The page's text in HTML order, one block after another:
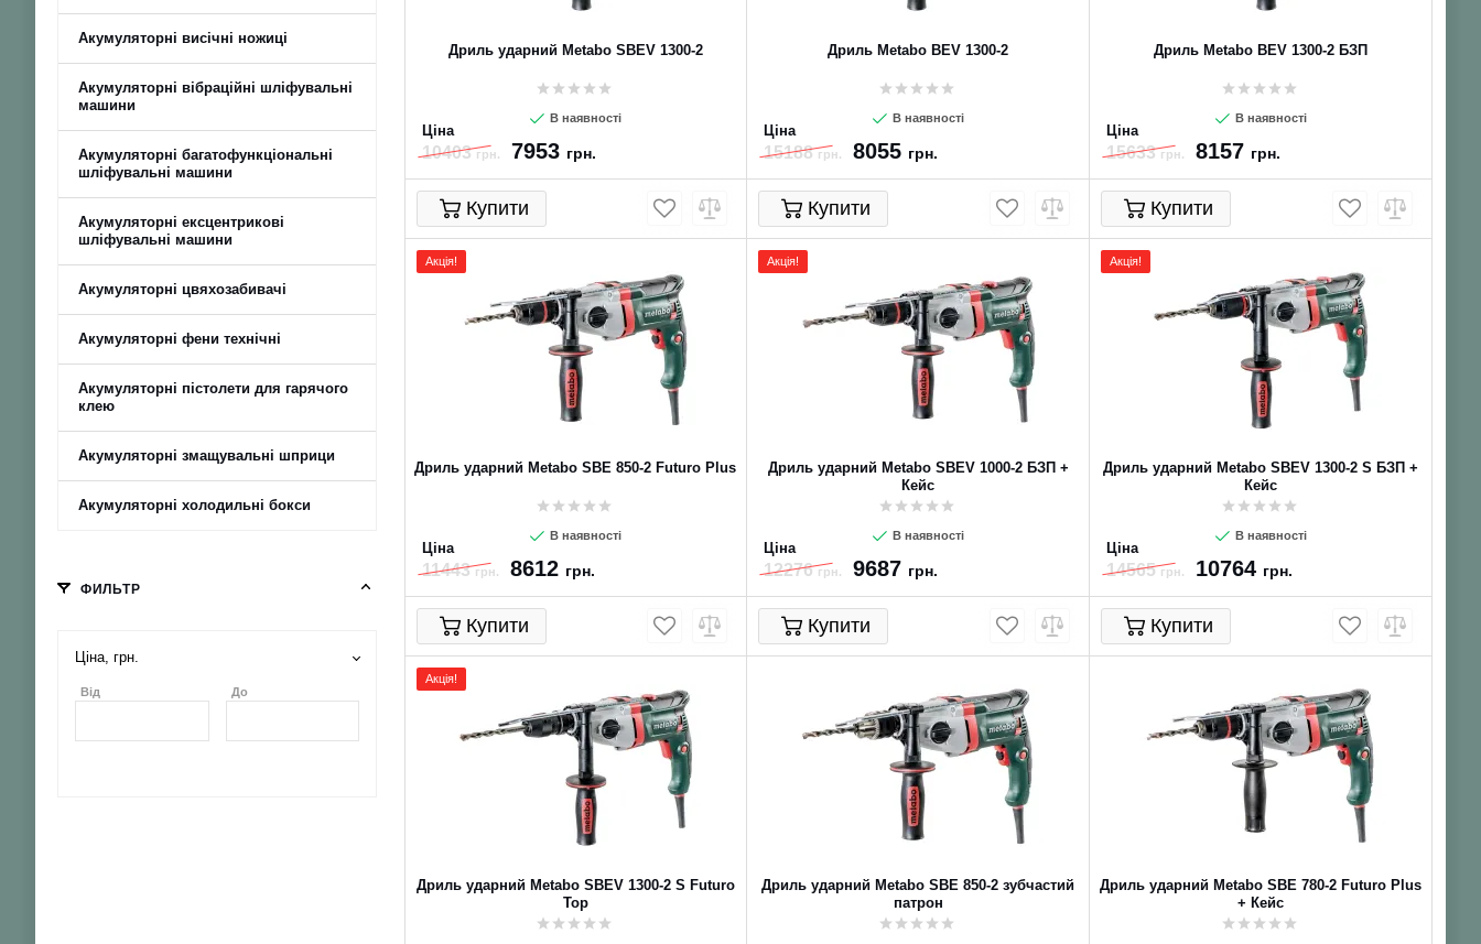
Дриль ударний Metabo SBEV 1300-2
В наявності
Ціна
10403грн. 7953 грн.
Купити
Дриль Metabo BEV 1300-2
В наявності
Ціна
15188грн. 8055 грн.
Купити
Дриль Metabo BEV 1300-2 БЗП
В наявності
Ціна
15633грн. 8157 грн.
Купити
Акція!
Дриль ударний Metabo SBE 850-2 Futuro Plus
В наявності
Ціна
11443грн. 8612 грн.
Купити
Акція!
Дриль ударний Metabo SBEV 1000-2 БЗП +
Кейс
В наявності
Ціна
12276грн. 9687 грн.
Купити
Акція!
Дриль ударний Metabo SBEV 1300-2 S БЗП +
Кейс
В наявності
Ціна
14565грн. 10764 грн.
Купити
Акція!
Дриль ударний Metabo SBEV 1300-2 S Futuro
Top
Дриль ударний Metabo SBE 850-2 зубчастий
патрон
Дриль ударний Metabo SBE 780-2 Futuro Plus
+ Кейс
Акумуляторні висічні ножиці
Акумуляторні вібраційні шліфувальні
машини
Акумуляторні багатофункціональні
шліфувальні машини
Акумуляторні ексцентрикові
шліфувальні машини
Акумуляторні цвяхозабивачі
Акумуляторні фени технічні
Акумуляторні пістолети для гарячого
клею
Акумуляторні змащувальні шприци
Акумуляторні холодильні бокси
ФИЛЬТР
Ціна, грн.
Від До